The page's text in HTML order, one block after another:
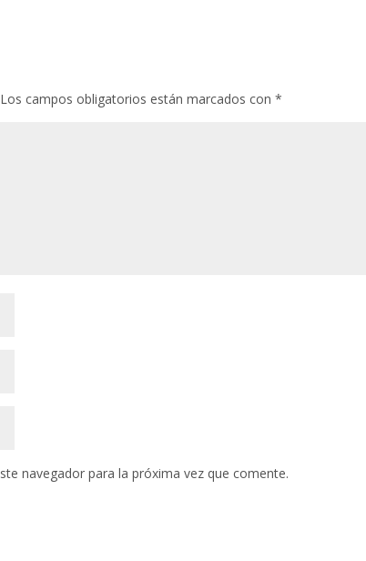
Los campos obligatorios están marcados con *
navegador para la próxima vez que comente.